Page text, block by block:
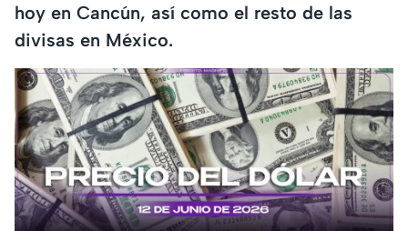
hoy en Cancún, así como el resto de las
divisas en México.